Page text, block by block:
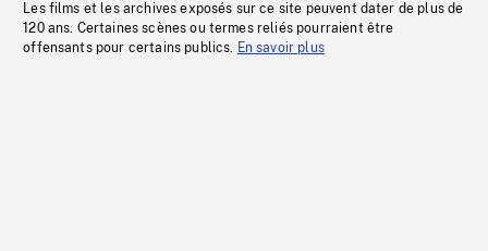
Les films et les archives exposés sur ce site peuvent dater de plus de
120 ans. Certaines scènes ou termes reliés pourraient être
offensants pour certains publics. En savoir plus